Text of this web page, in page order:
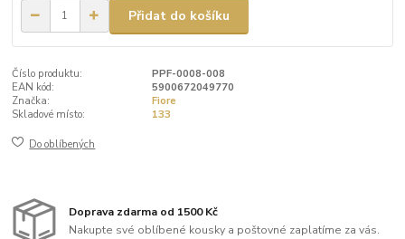
Přidat do košíku
Číslo produktu:
PPF-0008-008
EAN kód:
5900672049770
Značka:
Fiore
Skladové místo:
133
Do oblíbených
Doprava zdarma od 1500 Kč
Nakupte své oblíbené kousky a poštovné zaplatíme za vás.